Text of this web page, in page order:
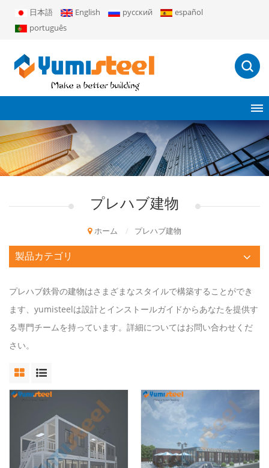
日本語 English русский
español
português
プレハブ建物
ホーム / プレハブ建物
製品カテゴリ
プレハブ鉄骨の建物はさまざまなスタイルで構築することができ
ます、yumisteelは設計とインストールガイドからあなたを提供す
る専門チームを持っています。詳細についてはお問い合わせくだ
さい。